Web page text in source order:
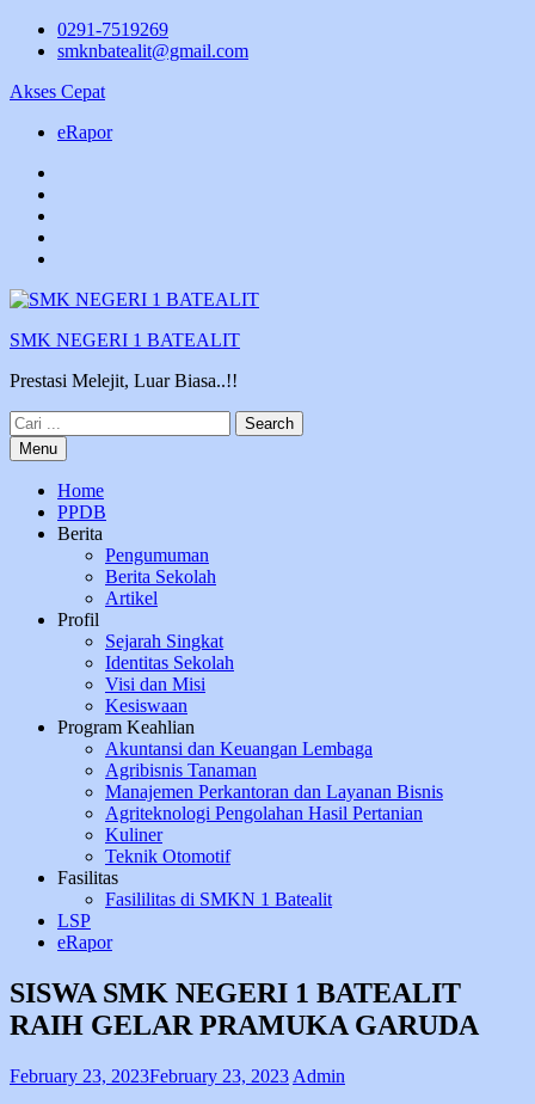
Skip
0291-7519269
smknbatealit@gmail.com
Akses Cepat
eRapor
SMK NEGERI 1 BATEALIT
Prestasi Melejit, Luar Biasa..!!
Search
for:Menu
Home
PPDB
Berita
Pengumuman
Berita Sekolah
Artikel
Profil
Sejarah Singkat
Identitas Sekolah
Visi dan Misi
Kesiswaan
Program Keahlian
Akuntansi dan Keuangan Lembaga
Agribisnis Tanaman
Manajemen Perkantoran dan Layanan Bisnis
Agriteknologi Pengolahan Hasil Pertanian
Kuliner
Teknik Otomotif
Fasilitas
Fasililitas di SMKN 1 Batealit
LSP
eRapor
SISWA SMK NEGERI 1 BATEALIT
RAIH GELAR PRAMUKA GARUDA
February 23, 2023February 23, 2023 Admin